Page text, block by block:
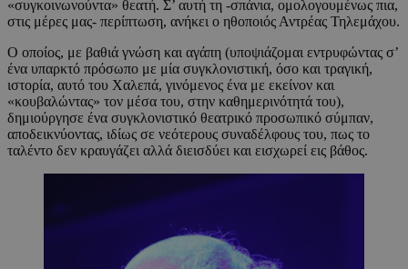
«συγκοινωνούντα» θεατή. Σ’ αυτή τη -σπάνια, ομολογουμένως πια,
στις μέρες μας- περίπτωση, ανήκει ο ηθοποιός Αντρέας Τηλεμάχου.
Ο οποίος, με βαθιά γνώση και αγάπη (υποψιάζομαι εντρυφώντας σ’
ένα υπαρκτό πρόσωπο με μία συγκλονιστική, όσο και τραγική,
ιστορία, αυτό του Χαλεπά, γινόμενος ένα με εκείνον και
«κουβαλώντας» τον μέσα του, στην καθημερινότητά του),
δημιούργησε ένα συγκλονιστικό θεατρικό προσωπικό σύμπαν,
αποδεικνύοντας, ιδίως σε νεότερους συναδέλφους του, πως το
ταλέντο δεν κραυγάζει αλλά διεισδύει και εισχωρεί εις βάθος.